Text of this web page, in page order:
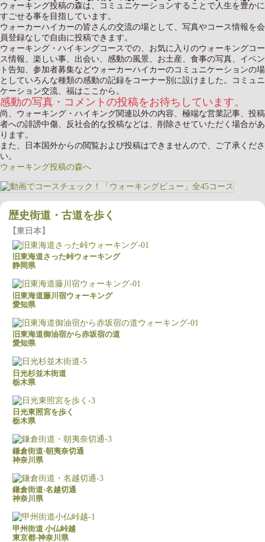
ウォーキング投稿の森は、コミュニケーションすることで人生を豊かに
すごせる事を目指しています。
ウォーカーハイカーの皆さんの交流の場として、写真やコース情報を会
員登録なしで自由に投稿できます。
ウォーキング・ハイキングコースでの、お気に入りのウォーキングコー
ス情報、楽しい事、出会い、感動の風景、お土産、食事の写真、イベン
ト告知、参加者募集などウォーカーハイカーのコミュニケーションの場
としていろんな種類の感動の記録をコーナー別に設けました。コミュニ
ケーション交流、福はここから。
感動の写真・コメントの投稿をお待ちしています。
尚、ウォーキング・ハイキング関連以外の内容、極端な営業記事、投稿
者への誹謗中傷、反社会的な投稿などは、削除させていただく場合があ
ります。
また、日本国外からの閲覧および投稿はできませんので、ご了承くださ
い。
ウォーキング投稿の森へ
歴史街道・古道を歩く
東日本
旧東海道さった峠ウォーキング
静岡県
旧東海道藤川宿ウォーキング
愛知県
旧東海道御油宿から赤坂宿の道
愛知県
日光杉並木街道
栃木県
日光東照宮を歩く
栃木県
鎌倉街道·朝夷奈切通
神奈川県
鎌倉街道·名越切通
神奈川県
甲州街道 小仏峠越
東京都·神奈川県